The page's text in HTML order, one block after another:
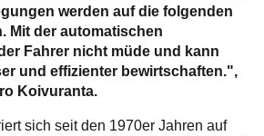
werden auf die folgenden
Mit der automatischen
Fahrer nicht müde und kann
und effizienter bewirtschaften.",
Koivuranta.
sich seit den 1970er Jahren auf